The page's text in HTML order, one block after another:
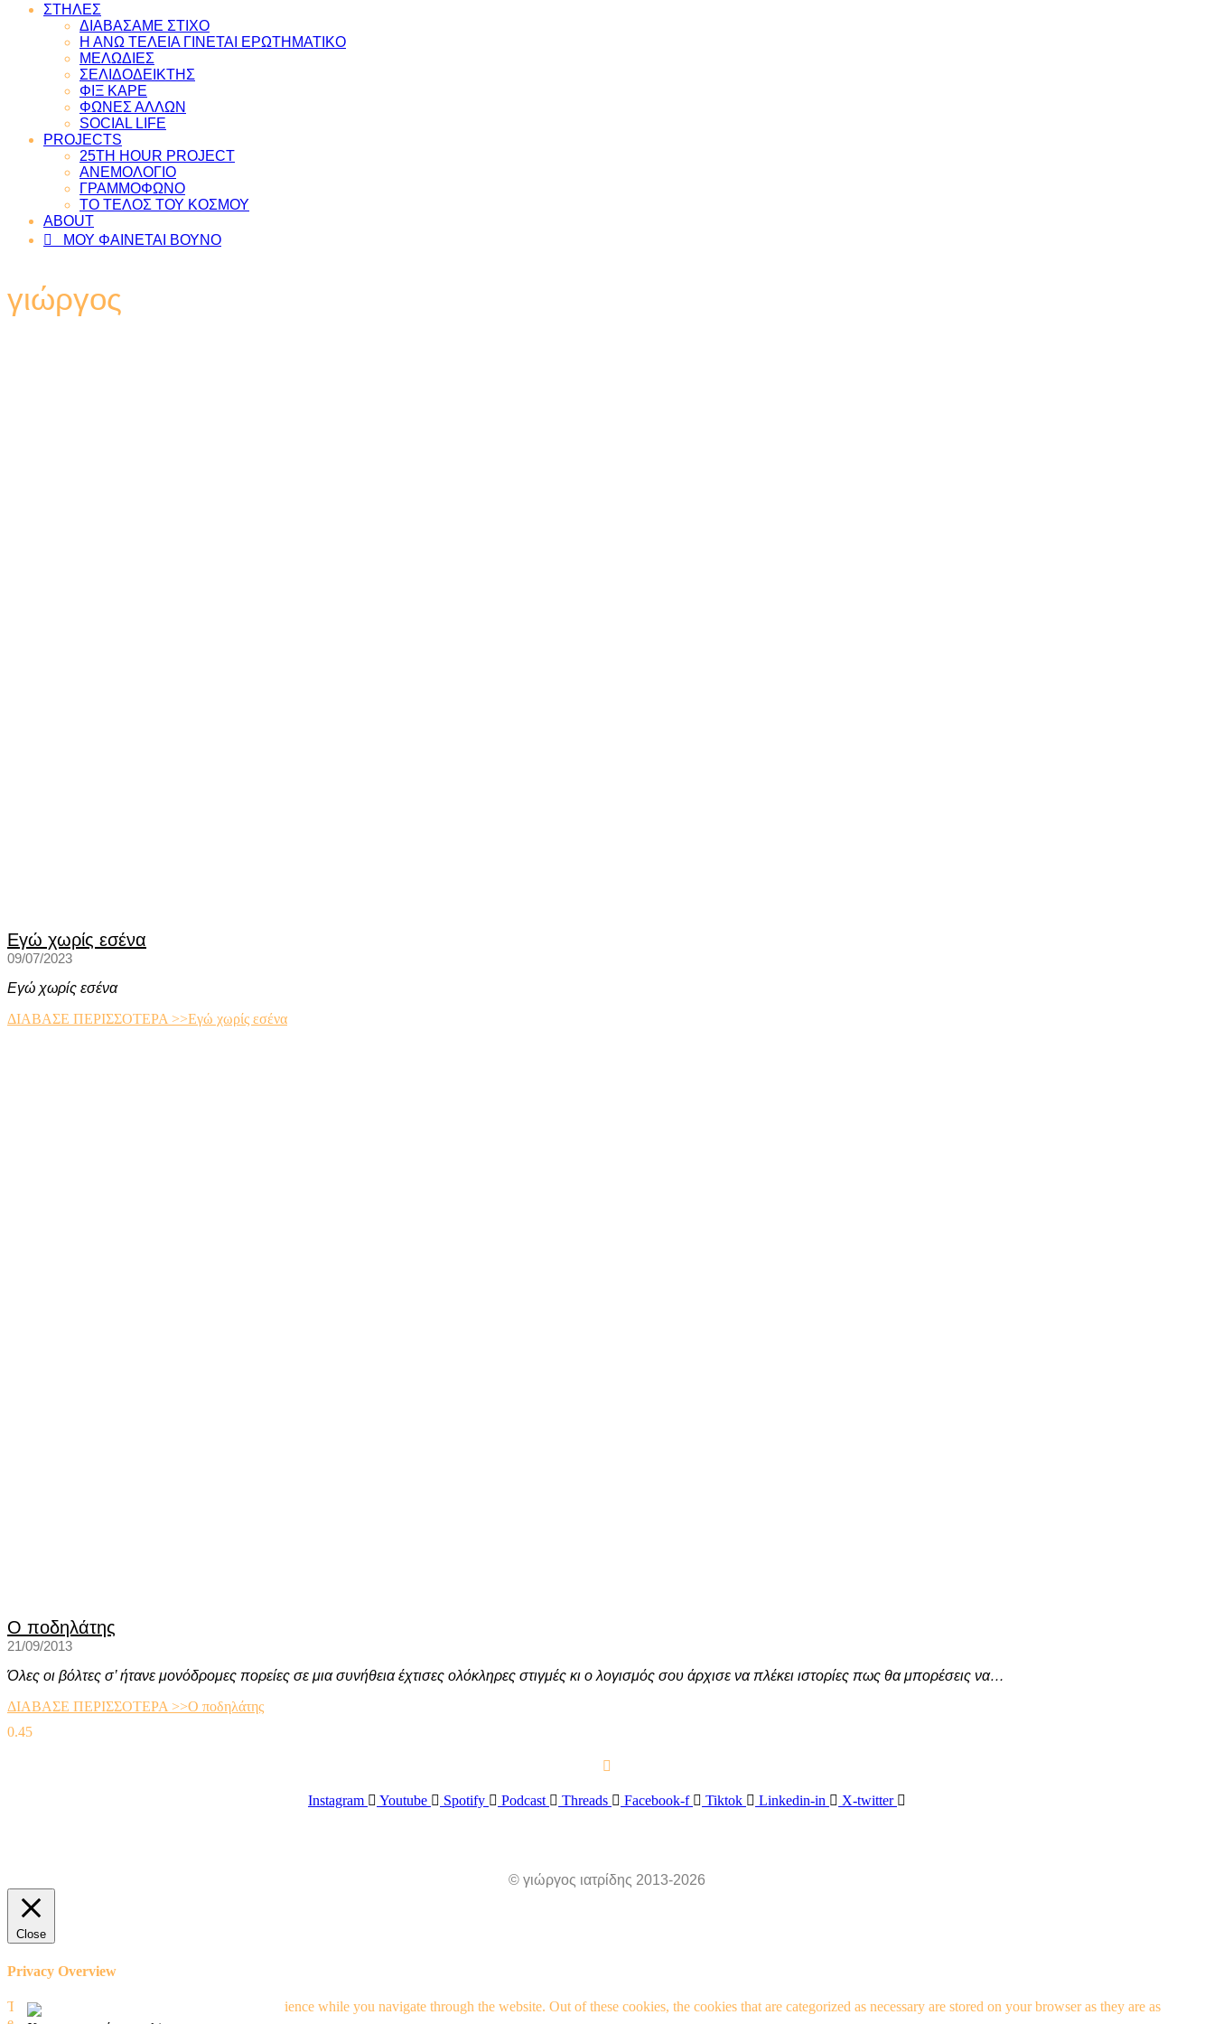
ΣΤΗΛΕΣ
ΔΙΑΒΑΣΑΜΕ ΣΤΙΧΟ
Η ΑΝΩ ΤΕΛΕΙΑ ΓΙΝΕΤΑΙ ΕΡΩΤΗΜΑΤΙΚΟ
ΜΕΛΩΔΙΕΣ
ΣΕΛΙΔΟΔΕΙΚΤΗΣ
ΦΙΞ ΚΑΡΕ
ΦΩΝΕΣ ΑΛΛΩΝ
SOCIAL LIFE
PROJECTS
25TH HOUR PROJECT
ΑΝΕΜΟΛΟΓΙΟ
ΓΡΑΜΜΟΦΩΝΟ
ΤΟ ΤΕΛΟΣ ΤΟΥ ΚΟΣΜΟΥ
ABOUT
ΜΟΥ ΦΑΙΝΕΤΑΙ ΒΟΥΝΟ
γιώργος
Εγώ χωρίς εσένα
09/07/2023
Εγώ χωρίς εσένα
ΔΙΑΒΑΣΕ ΠΕΡΙΣΣΟΤΕΡΑ >>Εγώ χωρίς εσένα
Ο ποδηλάτης
21/09/2013
Όλες οι βόλτες σ’ ήτανε μονόδρομες πορείες σε μια συνήθεια έχτισες ολόκληρες στιγμές κι ο λογισμός σου άρχισε να πλέκει ιστορίες πως θα μπορέσεις να…
ΔΙΑΒΑΣΕ ΠΕΡΙΣΣΟΤΕΡΑ >>Ο ποδηλάτης
Instagram Youtube Spotify Podcast Threads Facebook-f Tiktok Linkedin-in X-twitter
© γιώργος ιατρίδης 2013-2026
Close
Privacy Overview
This website uses cookies to improve your experience while you navigate through the website. Out of these cookies, the cookies that are categorized as necessary are stored on your browser as they are as